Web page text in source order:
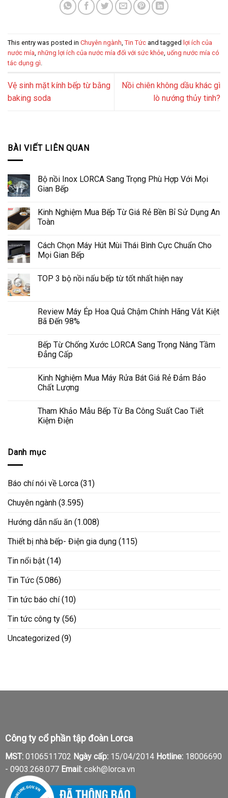
This entry was posted in Chuyên ngành Tin Tức and tagged lợi ích của
nước mía những lợi ích của nước mía đối với sức khỏe uống nước mía có
tác dụng gì
Vệ sinh mặt kính bếp từ bằng
baking soda
Nồi chiên không dầu khác gì
lò nướng thủy tinh?
BÀI VIẾT LIÊN QUAN
Bộ nồi Inox LORCA Sang Trọng Phù Hợp Với Mọi
Gian Bếp
Kinh Nghiệm Mua Bếp Từ Giá Rẻ Bền Bỉ Sử Dụng An
Toàn
Cách Chọn Máy Hút Mùi Thái Bình Cực Chuẩn Cho
Mọi Gian Bếp
TOP 3 bộ nồi nấu bếp từ tốt nhất hiện nay
Review Máy Ép Hoa Quả Chậm Chính Hãng Vắt Kiệt
Bã Đến 98%
Bếp Từ Chống Xước LORCA Sang Trọng Nâng Tầm
Đẳng Cấp
Kinh Nghiệm Mua Máy Rửa Bát Giá Rẻ Đảm Bảo
Chất Lượng
Tham Khảo Mẫu Bếp Từ Ba Công Suất Cao Tiết
Kiệm Điện
Danh mục
Báo chí nói về Lorca (31)
Chuyên ngành (3.595)
Hướng dẫn nấu ăn (1.008)
Thiết bị nhà bếp- Điện gia dụng (115)
Tin nổi bật (14)
Tin Tức (5.086)
Tin tức báo chí(10)
Tin tức công ty (56)
Uncategorized (9)
Công ty cổ phần tập đoàn Lorca
MST:0106511702 Ngày cấp:15/04/2014 Hotline:18006690
- 0903.268.077 Email:cskh@lorca.vn